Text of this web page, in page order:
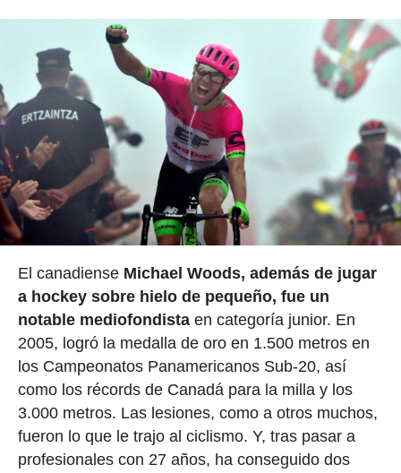
El canadienseMichael Woods, además de jugar
a hockey sobre hielo de pequeño, fue un
notable mediofondistaen categoría junior. En
2005, logró la medalla de oro en 1.500 metros en
los Campeonatos Panamericanos Sub-20, así
como los récords de Canadá para la milla y los
3.000 metros. Las lesiones, como a otros muchos,
fueron lo que le trajo al ciclismo. Y, tras pasar a
profesionales con 27 años, ha conseguido dos